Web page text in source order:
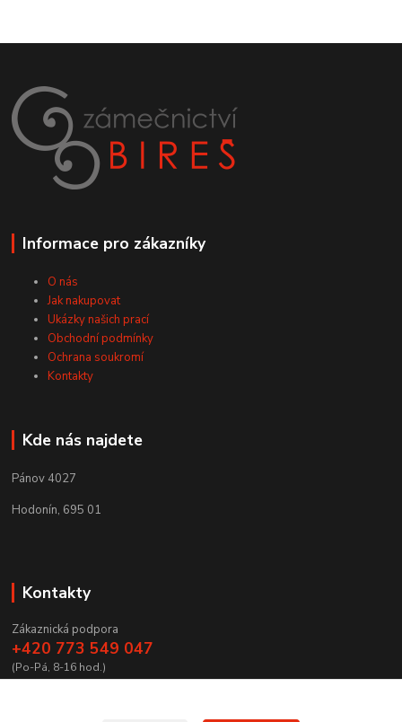
Informace pro zákazníky
O nás
Jak nakupovat
Ukázky našich prací
Obchodní podmínky
Ochrana soukromí
Kontakty
Kde nás najdete
Pánov 4027
Hodonín, 695 01
Kontakty
Zákaznická podpora
+420 773 549 047
(Po-Pá, 8-16 hod.)